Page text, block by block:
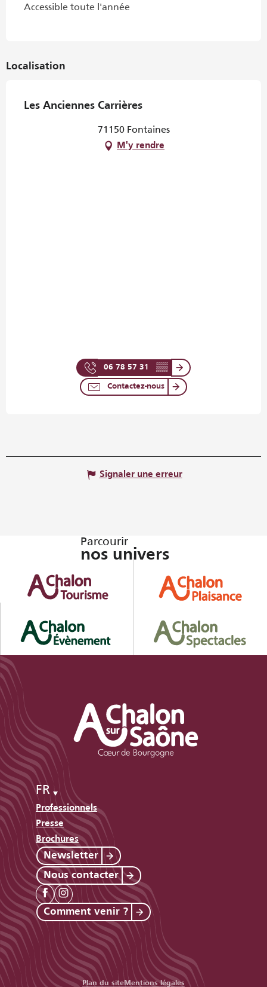
Accessible toute l'année
Localisation
Les Anciennes Carrières
71150 Fontaines
M'y rendre
06 78 57 31 ▒▒
Contactez-nous
Signaler une erreur
Parcourir
nos univers
FR
Professionnels
Presse
Brochures
Newsletter
Nous contacter
Comment venir ?
Plan du site Mentions légales